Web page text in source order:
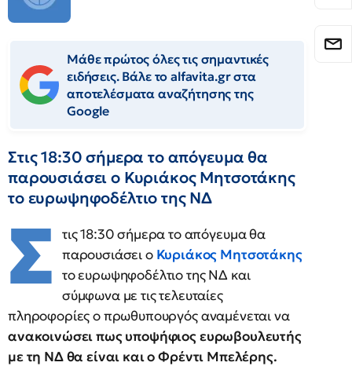
Μάθε πρώτος όλες τις σημαντικές
ειδήσεις. Βάλε το alfavita.gr στα
αποτελέσματα αναζήτησης της
Google
Στις 18:30 σήμερα το απόγευμα θα
παρουσιάσει ο Κυριάκος Μητσοτάκης
το ευρωψηφοδέλτιο της ΝΔ
Σ τις 18:30 σήμερα το απόγευμα θα
παρουσιάσει ο Κυριάκος Μητσοτάκης
το ευρωψηφοδέλτιο της ΝΔ και
σύμφωνα με τις τελευταίες
πληροφορίες ο πρωθυπουργός αναμένεται να
ανακοινώσει πως υποψήφιος ευρωβουλευτής
με τη ΝΔ θα είναι και ο Φρέντι Μπελέρης.